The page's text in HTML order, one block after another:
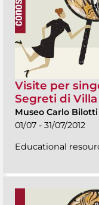
Visite per
Segreti di
Museo Carlo
01/07 - 31/07/2012
Educational